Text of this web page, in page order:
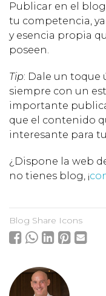
Publicar en el
tu competencia,
y esencia propia
poseen.
Tip: Dale un toque
siempre con un
importante
que el contenido
interesante para
¿Dispone la web
no tienes blog, ¡
Blog Share Icons